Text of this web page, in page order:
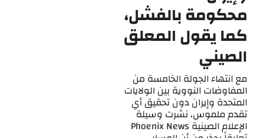
محكومة بالفشل،
كما يقول المعلق
الصيني
مع انتهاء الجولة الخامسة من
المفاوضات النووية بين الولايات
المتحدة وإيران دون تحقيق أي
تقدم ملموس، نشرت وسيلة
الإعلام الصينية Phoenix News